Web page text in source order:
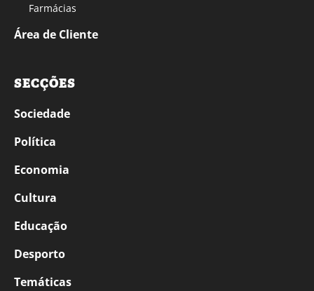
Farmácias
Área de Cliente
SECÇÕES
Sociedade
Política
Economia
Cultura
Educação
Desporto
Temáticas